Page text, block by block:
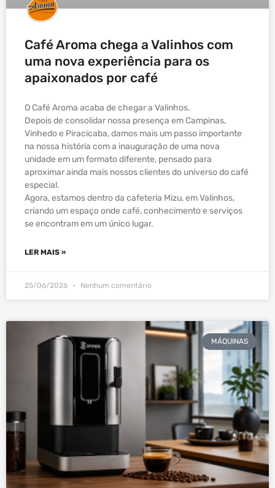
Café Aroma chega a Valinhos com
uma nova experiência para os
apaixonados por café
O Café Aroma acaba de chegar a Valinhos.
Depois de consolidar nossa presença em Campinas,
Vinhedo e Piracicaba, damos mais um passo importante
na nossa história com a inauguração de uma nova
unidade em um formato diferente, pensado para
aproximar ainda mais nossos clientes do universo do café
especial.
Agora, estamos dentro da cafeteria Mizu, em Valinhos,
criando um espaço onde café, conhecimento e serviços
se encontram em um único lugar.
LER MAIS »
25/06/2026 Nenhum comentário
MÁQUINAS